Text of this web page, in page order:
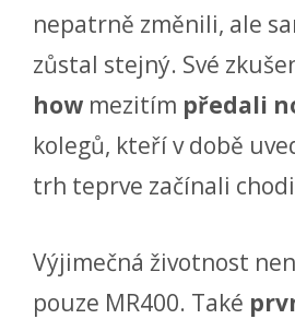
nepatrně změnili, ale
zůstal stejný. Své
how mezitím předali
kolegů, kteří v době
trh teprve začínali
Výjimečná životnost
pouze MR400. Také